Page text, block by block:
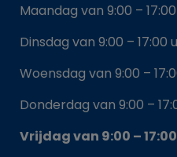
Maandag van 9:00 –
Dinsdag van 9:00 – 17:00
Woensdag van 9:00 –
Donderdag van 9:00 –
Vrijdag van 9:00 –